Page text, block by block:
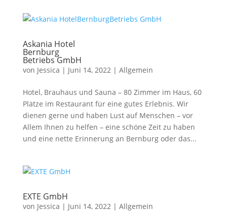
Askania Hotel
Bernburg
Betriebs GmbH
von Jessica | Juni 14, 2022| Allgemein
Hotel, Brauhaus und Sauna – 80 Zimmer im Haus, 60
Plätze im Restaurant für eine gutes Erlebnis. Wir
dienen gerne und haben Lust auf Menschen – vor
Allem Ihnen zu helfen – eine schöne Zeit zu haben
und eine nette Erinnerung an Bernburg oder das...
EXTE GmbH
von Jessica | Juni 14, 2022| Allgemein